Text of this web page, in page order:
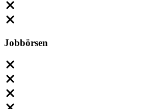
Jobbörsen